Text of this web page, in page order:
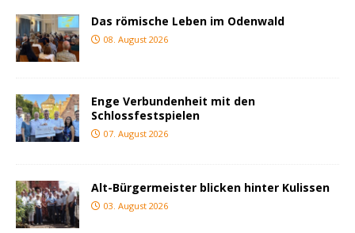
Das römische Leben im Odenwald
08. August 2026
Enge Verbundenheit mit den
Schlossfestspielen
07. August 2026
Alt-Bürgermeister blicken hinter Kulissen
03. August 2026